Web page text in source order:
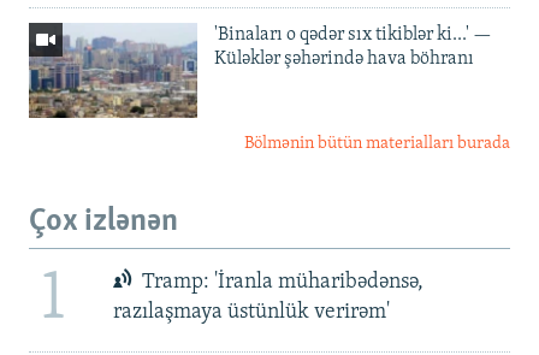
'Binaları o qədər sıx tikiblər ki...' —
Küləklər şəhərində hava böhranı
Bölmənin bütün materialları burada
Çox izlənən
1
Tramp: 'İranla müharibədənsə,
razılaşmaya üstünlük verirəm'